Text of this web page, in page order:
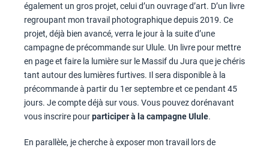
également un gros projet, celui d’un ouvrage d’art. D’un livre
regroupant mon travail photographique depuis 2019. Ce
projet, déjà bien avancé, verra le jour à la suite d’une
campagne de précommande sur Ulule. Un livre pour mettre
en page et faire la lumière sur le Massif du Jura que je chéris
tant autour des lumières furtives. Il sera disponible à la
précommande à partir du 1er septembre et ce pendant 45
jours. Je compte déjà sur vous. Vous pouvez dorénavant
vous inscrire pourparticiper à la campagne Ulule.
En parallèle, je cherche à exposer mon travail lors de